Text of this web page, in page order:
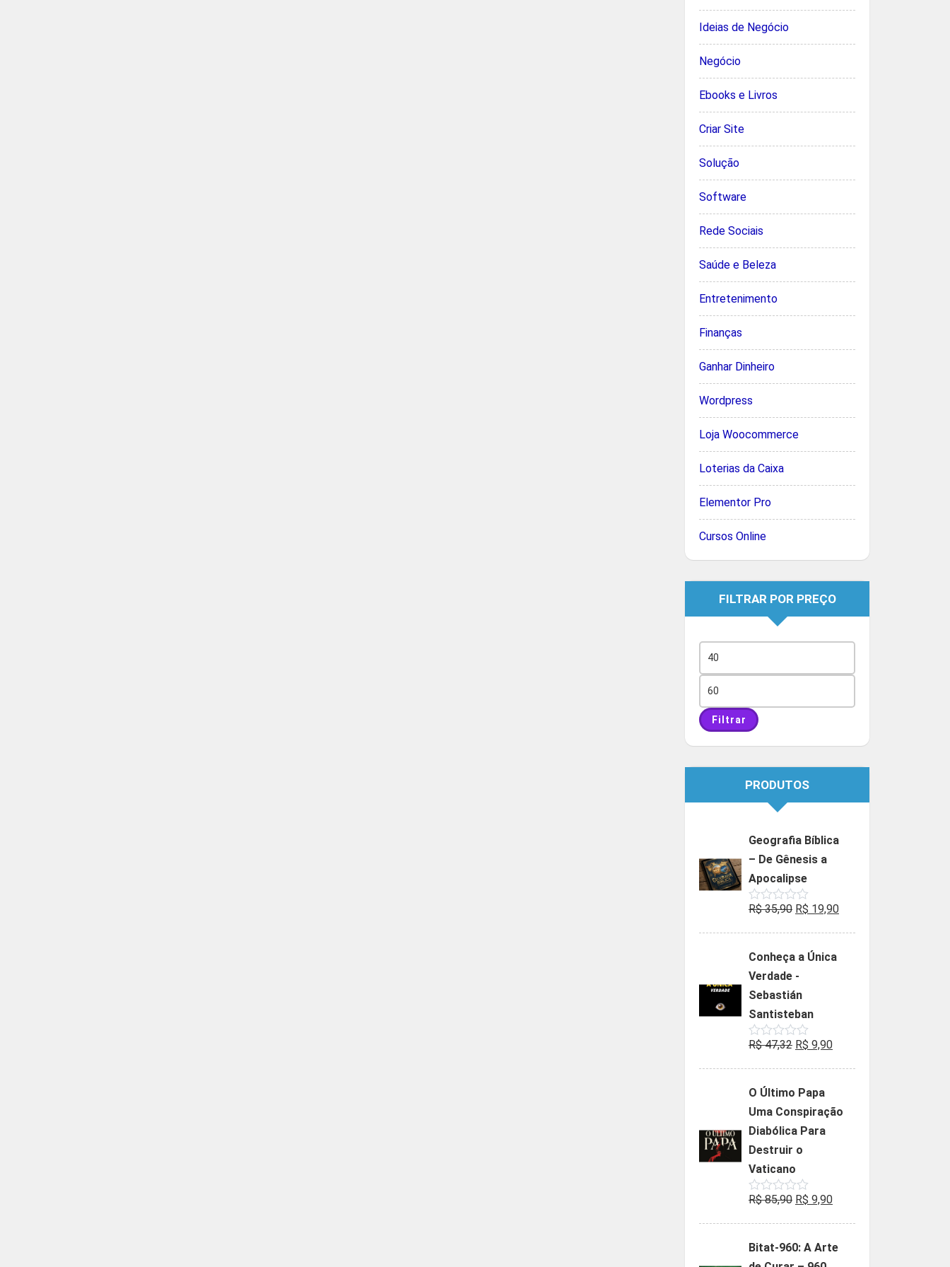
Ideias de Negócio
Negócio
Ebooks e Livros
Criar Site
Solução
Software
Rede Sociais
Saúde e Beleza
Entretenimento
Finanças
Ganhar Dinheiro
Wordpress
Loja Woocommerce
Loterias da Caixa
Elementor Pro
Cursos Online
FILTRAR POR PREÇO
mínimo
máximo
Filtrar
PRODUTOS
Geografia Bíblica
– De Gênesis a
Apocalipse
Avaliação
de
R$35,90 O
era:
R$ 19,90O
Conheça a Única
Verdade -
Sebastián
Santisteban
Avaliação
de
R$47,32 O
era:
R$ 47,32.
R$ 9,90O
R$ 9,90.
O Último Papa
Uma Conspiração
Diabólica Para
Destruir o
Vaticano
Avaliação
de
R$85,90 O
era:
R$ 9,90O
é:
Bitat-960: A Arte